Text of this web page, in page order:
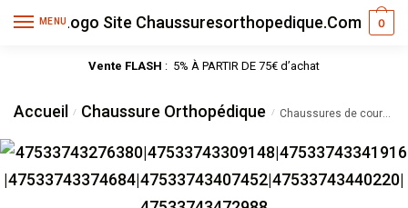
MENU 0
Vente FLASH : 5% À PARTIR DE 75€ d’achat
Accueil / Chaussure Orthopédique / Chaussures de course XTEP Dynamic pour Hommes